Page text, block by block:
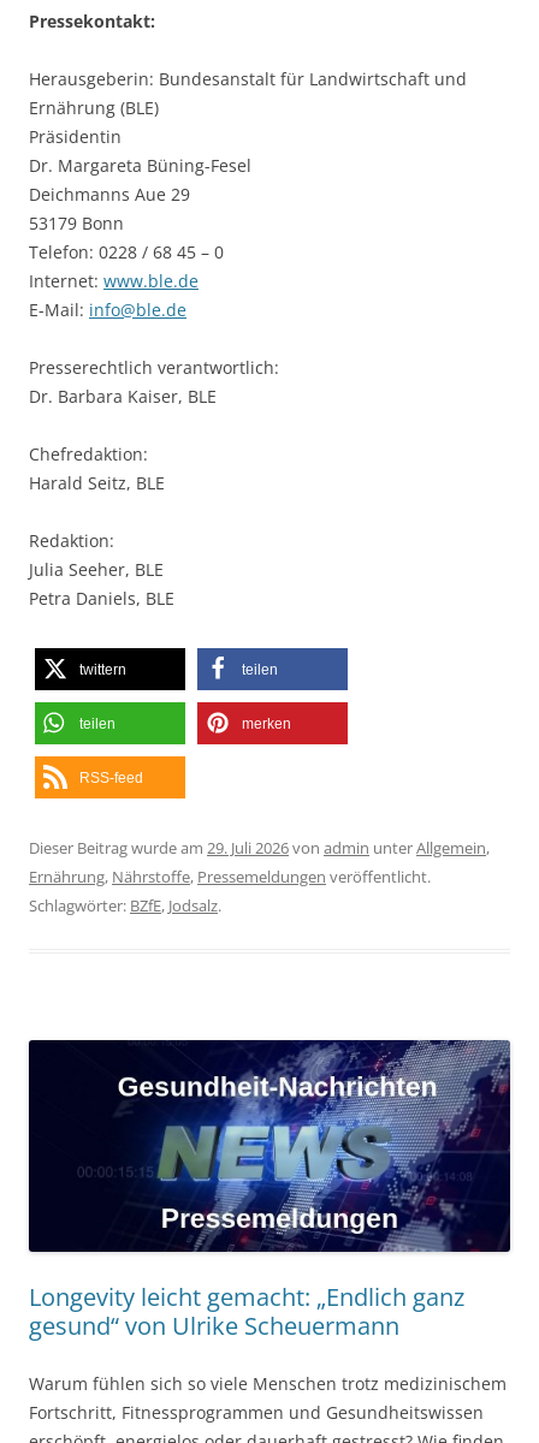
Pressekontakt:
Herausgeberin: Bundesanstalt für Landwirtschaft und
Ernährung (BLE)
Präsidentin
Dr. Margareta Büning-Fesel
Deichmanns Aue 29
53179 Bonn
Telefon: 0228 / 68 45 – 0
Internet: www.ble.de
E-Mail: info@ble.de
Presserechtlich verantwortlich:
Dr. Barbara Kaiser, BLE
Chefredaktion:
Harald Seitz, BLE
Redaktion:
Julia Seeher, BLE
Petra Daniels, BLE
twittern teilen
teilen merken
RSS-feed
Dieser Beitrag wurde am 29. Juli 2026von admin unterAllgemein,
Ernährung, Nährstoffe, Pressemeldungen veröffentlicht.
Schlagwörter: BZfE, Jodsalz.
Longevity leicht gemacht: „Endlich ganz
gesund“ von Ulrike Scheuermann
Warum fühlen sich so viele Menschen trotz medizinischem
Fortschritt, Fitnessprogrammen und Gesundheitswissen